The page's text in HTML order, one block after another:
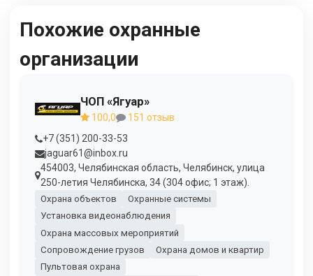
Похожие охранные
организации
ЧОП «Ягуар»
100,0
151 отзыв
+7 (351) 200-33-53
jaguar61@inbox.ru
454003, Челябинская область, Челябинск, улица
250-летия Челябинска, 34 (304 офис; 1 этаж).
Охрана объектов
Охранные системы
Установка видеонаблюдения
Охрана массовых мероприятий
Сопровождение грузов
Охрана домов и квартир
Пультовая охрана